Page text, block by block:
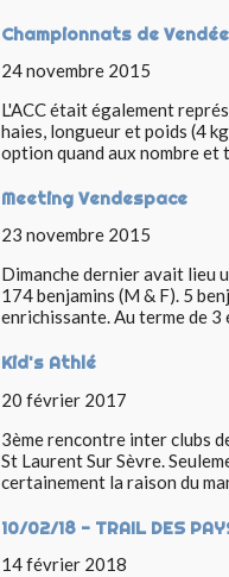
Championnats de
24 novembre 2015
L'ACC était également
haies, longueur et poids (4
option quand aux nombre et
Meeting Vendespace
23 novembre 2015
Dimanche dernier avait lieu
174 benjamins (M & F). 5
enrichissante. Au terme de 3
Kid's Athlé
20 février 2017
3ème rencontre inter clubs
St Laurent Sur Sèvre.
certainement la raison du
10/02/18 - TRAIL DES
14 février 2018